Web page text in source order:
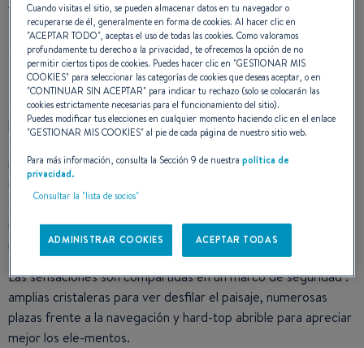
Más deprisa, más alto… para sensaciones más fuertes.
Los barcos de la gama Gran Turismo seducen por el carácter
eminentemente deportivo que abre el campo a todos los
posibles. Equipados con las últimas tecnologías en términos
de motorizaciones: intra borda y fuera borda en los modelos
más pequeños y Volvo IPS en las unidades más grandes y con
una carena con líneas elegantes, los modelos más grandes son
capaces de embarcar 15 pasajeros con un confort
incomparable para salidas que quedaran grabadas en la
memoria.
Las sensaciones son compartidas en un marco de seguridad :
amplias cristaleras para ver desfilar el paisaje, numerosas
plazas frente a la navegación y hard-top abrible para apreciar
mejor los ele-mentos.
Cuando visitas el sitio, se pueden almacenar datos en tu navegador o
recuperarse de él, generalmente en forma de cookies. Al hacer clic en
"ACEPTAR TODO", aceptas el uso de todas las cookies. Como valoramos
profundamente tu derecho a la privacidad, te ofrecemos la opción de no
permitir ciertos tipos de cookies. Puedes hacer clic en "GESTIONAR MIS
COOKIES" para seleccionar las categorías de cookies que deseas aceptar, o en
"CONTINUAR SIN ACEPTAR" para indicar tu rechazo (solo se colocarán las
cookies estrictamente necesarias para el funcionamiento del sitio).
Puedes modificar tus elecciones en cualquier momento haciendo clic en el enlace
"GESTIONAR MIS COOKIES" al pie de cada página de nuestro sitio web.
Para más información, consulta la Sección 9 de nuestrapolítica de
privacidad.
Consultar la "lista de socios"
ADMINISTRAR COOKIES ACEPTAR TODAS